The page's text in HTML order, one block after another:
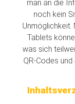
man an die
noch kein
Tablets
was sich
QR-Codes